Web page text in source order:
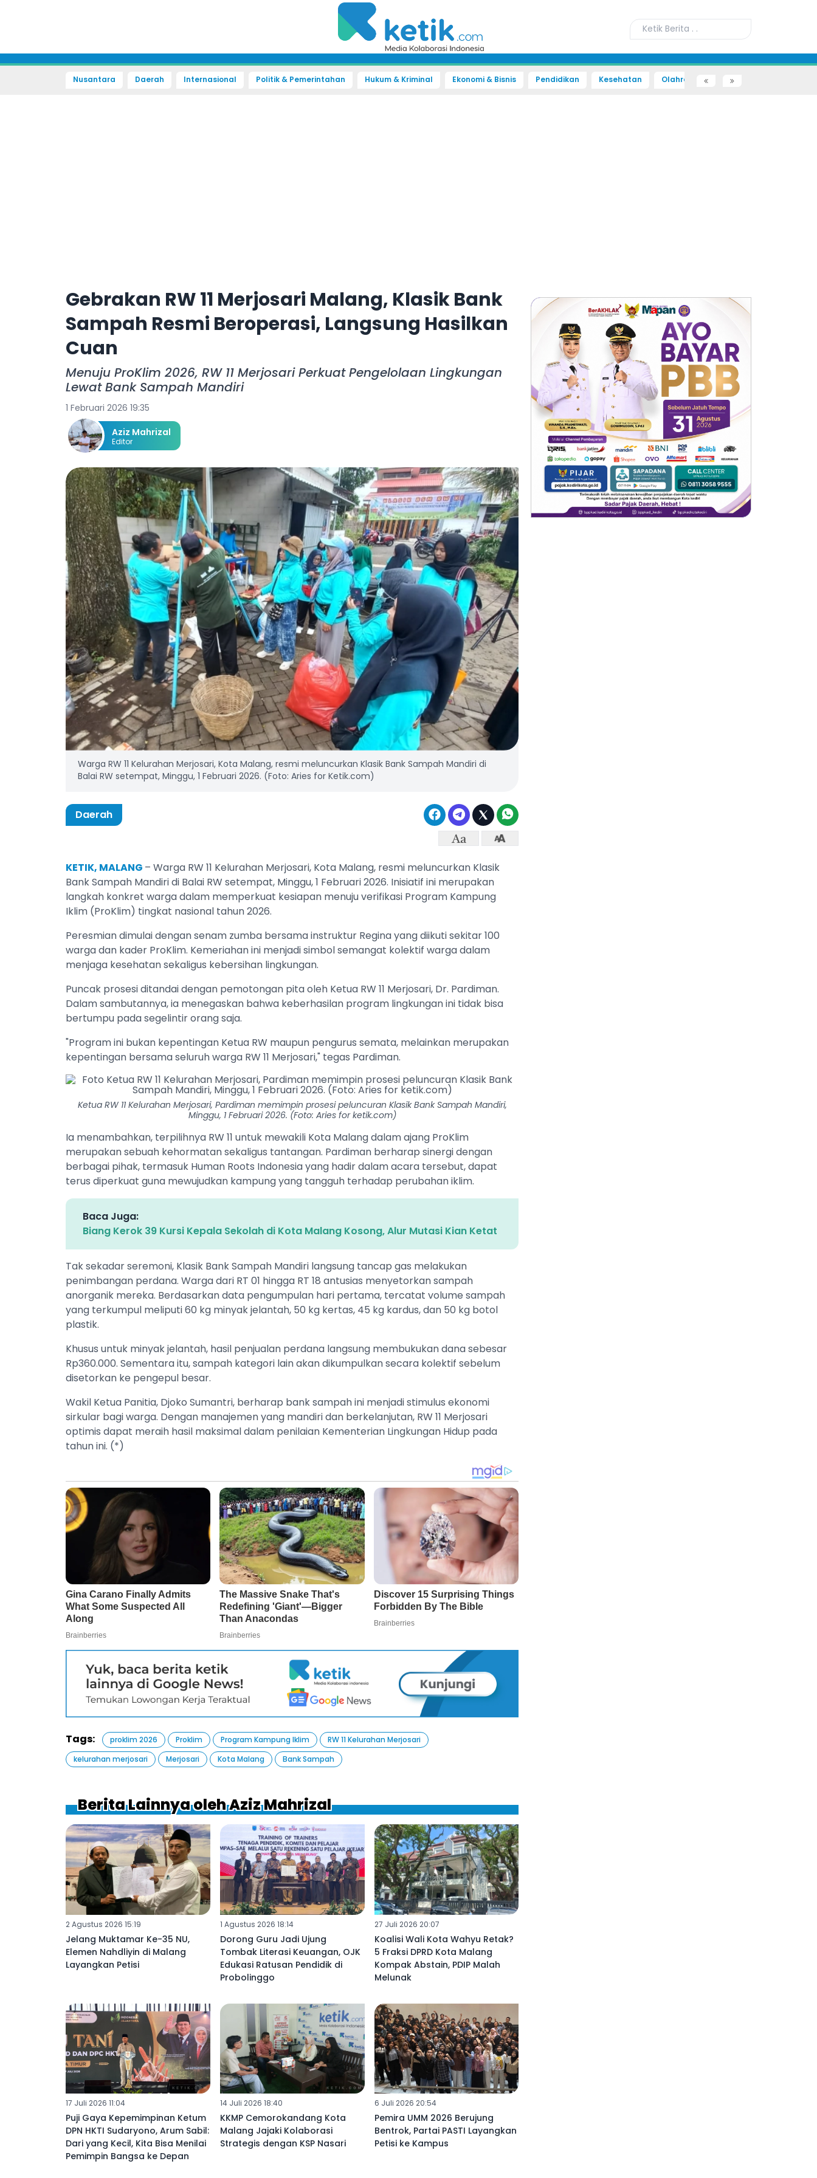
Nusantara Daerah Internasional Politik & Pemerintahan Hukum & Kriminal Ekonomi & Bisnis Pendidikan Kesehatan Olahraga Sains dan Teknologi
Gebrakan RW 11 Merjosari Malang, Klasik Bank
Sampah Resmi Beroperasi, Langsung Hasilkan
Cuan
Menuju ProKlim 2026, RW 11 Merjosari Perkuat Pengelolaan Lingkungan
Lewat Bank Sampah Mandiri
1 Februari 2026 19:35
Aziz Mahrizal
Editor
Warga RW 11 Kelurahan Merjosari, Kota Malang, resmi meluncurkan Klasik Bank Sampah Mandiri di
Balai RW setempat, Minggu, 1 Februari 2026. (Foto: Aries for Ketik.com)
Daerah
KETIK, MALANG – Warga RW 11 Kelurahan Merjosari, Kota Malang, resmi meluncurkan Klasik
Bank Sampah Mandiri di Balai RW setempat, Minggu, 1 Februari 2026. Inisiatif ini merupakan
langkah konkret warga dalam memperkuat kesiapan menuju verifikasi Program Kampung
Iklim (ProKlim) tingkat nasional tahun 2026.
Peresmian dimulai dengan senam zumba bersama instruktur Regina yang diikuti sekitar 100
warga dan kader ProKlim. Kemeriahan ini menjadi simbol semangat kolektif warga dalam
menjaga kesehatan sekaligus kebersihan lingkungan.
Puncak prosesi ditandai dengan pemotongan pita oleh Ketua RW 11 Merjosari, Dr. Pardiman.
Dalam sambutannya, ia menegaskan bahwa keberhasilan program lingkungan ini tidak bisa
bertumpu pada segelintir orang saja.
"Program ini bukan kepentingan Ketua RW maupun pengurus semata, melainkan merupakan
kepentingan bersama seluruh warga RW 11 Merjosari," tegas Pardiman.
Ketua RW 11 Kelurahan Merjosari, Pardiman memimpin prosesi peluncuran Klasik Bank Sampah Mandiri,
Minggu, 1 Februari 2026. (Foto: Aries for ketik.com)
Ia menambahkan, terpilihnya RW 11 untuk mewakili Kota Malang dalam ajang ProKlim
merupakan sebuah kehormatan sekaligus tantangan. Pardiman berharap sinergi dengan
berbagai pihak, termasuk Human Roots Indonesia yang hadir dalam acara tersebut, dapat
terus diperkuat guna mewujudkan kampung yang tangguh terhadap perubahan iklim.
Baca Juga:
Biang Kerok 39 Kursi Kepala Sekolah di Kota Malang Kosong, Alur Mutasi Kian Ketat
Tak sekadar seremoni, Klasik Bank Sampah Mandiri langsung tancap gas melakukan
penimbangan perdana. Warga dari RT 01 hingga RT 18 antusias menyetorkan sampah
anorganik mereka. Berdasarkan data pengumpulan hari pertama, tercatat volume sampah
yang terkumpul meliputi 60 kg minyak jelantah, 50 kg kertas, 45 kg kardus, dan 50 kg botol
plastik.
Khusus untuk minyak jelantah, hasil penjualan perdana langsung membukukan dana sebesar
Rp360.000. Sementara itu, sampah kategori lain akan dikumpulkan secara kolektif sebelum
disetorkan ke pengepul besar.
Wakil Ketua Panitia, Djoko Sumantri, berharap bank sampah ini menjadi stimulus ekonomi
sirkular bagi warga. Dengan manajemen yang mandiri dan berkelanjutan, RW 11 Merjosari
optimis dapat meraih hasil maksimal dalam penilaian Kementerian Lingkungan Hidup pada
tahun ini. (*)
Tags: proklim 2026 Proklim Program Kampung Iklim
RW 11 Kelurahan Merjosari
kelurahan merjosari
Merjosari Kota Malang Bank Sampah
Berita Lainnya oleh Aziz Mahrizal
2 Agustus 2026 15:19
Jelang Muktamar Ke-35 NU,
Elemen Nahdliyin di Malang
Layangkan Petisi
1 Agustus 2026 18:14
Dorong Guru Jadi Ujung
Tombak Literasi Keuangan, OJK
Edukasi Ratusan Pendidik di
Probolinggo
27 Juli 2026 20:07
Koalisi Wali Kota Wahyu Retak?
5 Fraksi DPRD Kota Malang
Kompak Abstain, PDIP Malah
Melunak
17 Juli 2026 11:04
Puji Gaya Kepemimpinan Ketum
DPN HKTI Sudaryono, Arum Sabil:
Dari yang Kecil, Kita Bisa Menilai
Pemimpin Bangsa ke Depan
14 Juli 2026 18:40
KKMP Cemorokandang Kota
Malang Jajaki Kolaborasi
Strategis dengan KSP Nasari
6 Juli 2026 20:54
Pemira UMM 2026 Berujung
Bentrok, Partai PASTI Layangkan
Petisi ke Kampus